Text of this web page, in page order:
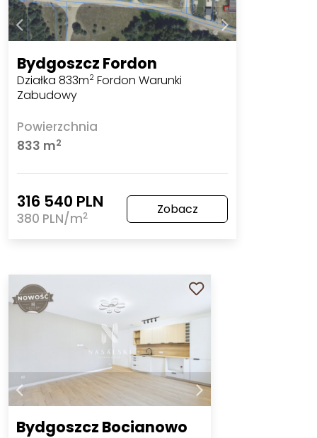
Bydgoszcz Fordon
Działka 833m2 Fordon Warunki
Zabudowy
Powierzchnia
833 m2
316 540 PLN
380 PLN/m2 Zobacz
Bydgoszcz Bocianowo